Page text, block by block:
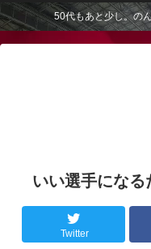
50代もあと少し。の
いい選手になる
Twitter